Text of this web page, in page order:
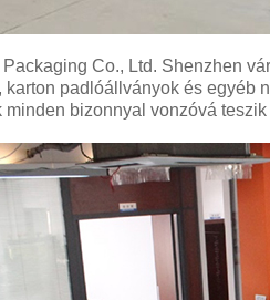
Co., Ltd. Shenzhen
padlóállványok és egyéb
bizonnyal vonzóvá teszik